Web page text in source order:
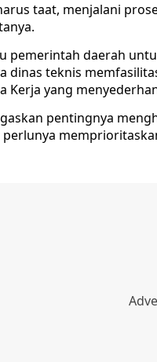
taat, menjalani
pemerintah daerah
dinas teknis
Kerja yang
pentingnya